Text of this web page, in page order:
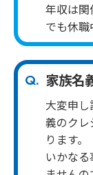
年収は関
でも休職
家族名
大変申
義のク
ります。
いかな